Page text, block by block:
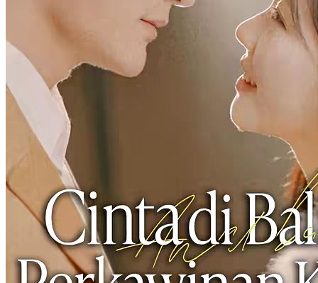
Diusir Dari Rumah, Saya Mewarisi Miliaran
100 Episodes